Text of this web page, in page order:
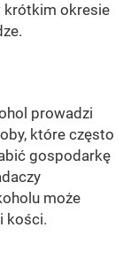
krótkim okresie
prowadzi
które często
gospodarkę
może
kości.